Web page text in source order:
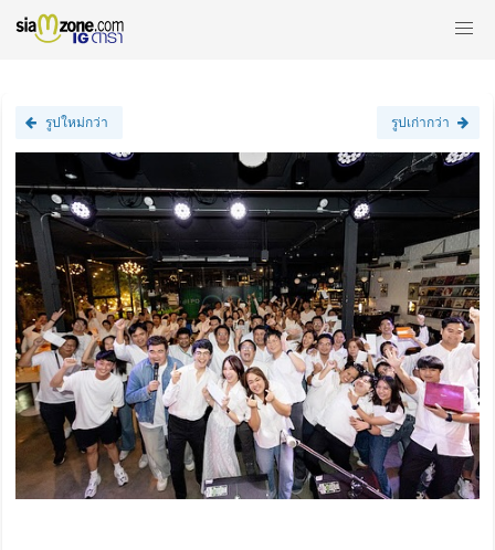
รูปใหม่กว่า รูปเก่ากว่า